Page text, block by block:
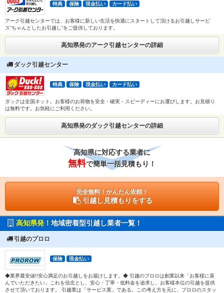
特典 保険 現金払い カード払い
アーク引越センターでは、お客様に新しい生活を快適にスタートして頂けるお引越しサービ
ス”ちゃんとしたお引越し”をご提供しております。
高知県発のアーク引越センターの詳細
ダック引越センター
特典 保険 現金払い カード払い
ダックは全国ネット。お客様のお荷物を安全・確実・スピーディーにお運びします。お見積り
は無料です。お気軽にご利用ください。
高知県発のダック引越センターの詳細
高知県に対応する業者に
無料で簡単一括見積もり！
完全無料！かんたん依頼！
引越し見積もりをする
高知県発！地域密着型引越し業者一覧！
引越のプロロ
保険 現金払い
◆業界最安値!!安心満足のお引越しをお届けします。◆ 引越のプロロは創業以来「お客様に喜
んでいただきたい」これを信念とし、安心・丁寧・低料金を追求し、お客様本位の引越を提供
させて頂いております。 引越業は「サービス業」である。この考え方を元に、プロロのスタッ